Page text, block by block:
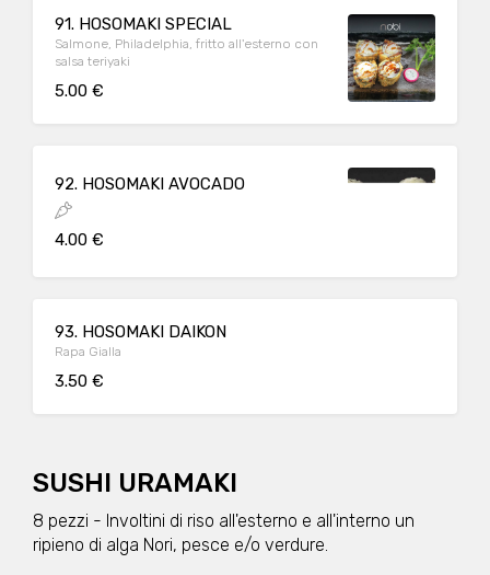
91. HOSOMAKI SPECIAL
Salmone, Philadelphia, fritto all'esterno con
salsa teriyaki
5.00 €
92. HOSOMAKI AVOCADO
4.00 €
93. HOSOMAKI DAIKON
Rapa Gialla
3.50 €
SUSHI URAMAKI
8 pezzi - Involtini di riso all'esterno e all'interno un
ripieno di alga Nori, pesce e/o verdure.